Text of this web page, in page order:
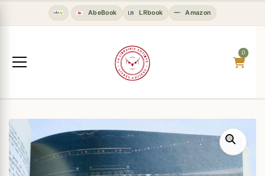
AbeBook LRbook Amazon
0